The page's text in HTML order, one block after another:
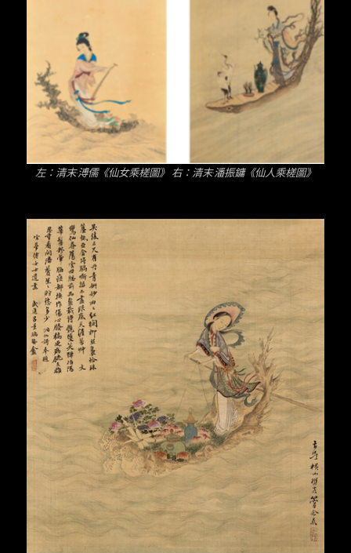
左：清末·溥儒《仙女乘槎圖》 右：清末·潘振鏞《仙人乘槎圖》